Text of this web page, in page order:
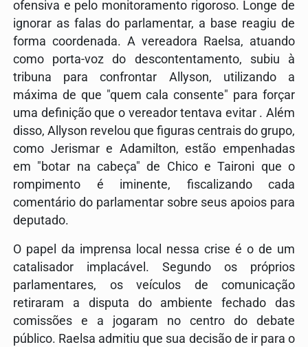
ofensiva e pelo monitoramento rigoroso. Longe de
ignorar as falas do parlamentar, a base reagiu de
forma coordenada. A vereadora Raelsa, atuando
como porta-voz do descontentamento, subiu à
tribuna para confrontar Allyson, utilizando a
máxima de que "quem cala consente" para forçar
uma definição que o vereador tentava evitar . Além
disso, Allyson revelou que figuras centrais do grupo,
como Jerismar e Adamilton, estão empenhadas
em "botar na cabeça" de Chico e Taironi que o
rompimento é iminente, fiscalizando cada
comentário do parlamentar sobre seus apoios para
deputado.
O papel da imprensa local nessa crise é o de um
catalisador implacável. Segundo os próprios
parlamentares, os veículos de comunicação
retiraram a disputa do ambiente fechado das
comissões e a jogaram no centro do debate
público. Raelsa admitiu que sua decisão de ir para o